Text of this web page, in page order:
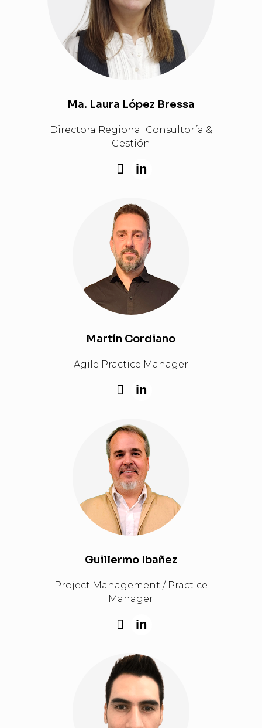
Ma. Laura López Bressa
Directora Regional Consultoría &
Gestión
in
Martín Cordiano
Agile Practice Manager
in
Guillermo Ibañez
Project Management / Practice
Manager
in